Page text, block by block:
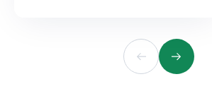
AnteriorSiguiente